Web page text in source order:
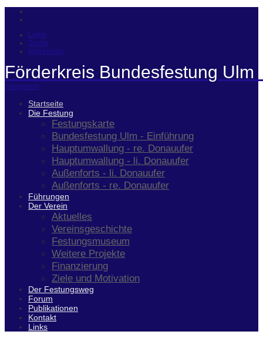
Login
Suche
Impressum
Förderkreis Bundesfestung Ulm
Navigation
Startseite
Die Festung
Festungskarte
Bundesfestung Ulm - Einführung
Hauptumwallung - re. Donauufer
Hauptumwallung - li. Donauufer
Außenforts - li. Donauufer
Außenforts - re. Donauufer
Führungen
Der Verein
Aktuelles
Vereinsgeschichte
Festungsmuseum
Weitere Projekte
Finanzierung
Ziele und Motivation
Der Festungsweg
Forum
Publikationen
Kontakt
Links